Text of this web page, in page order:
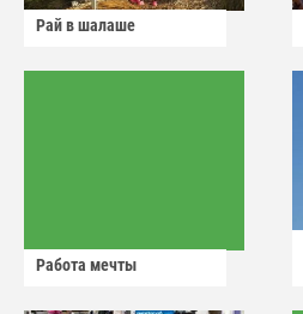
Рай в шалаше
Работа мечты